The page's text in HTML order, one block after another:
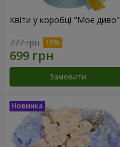
Квіти у коробці "Моє диво"
777 грн
Замовити